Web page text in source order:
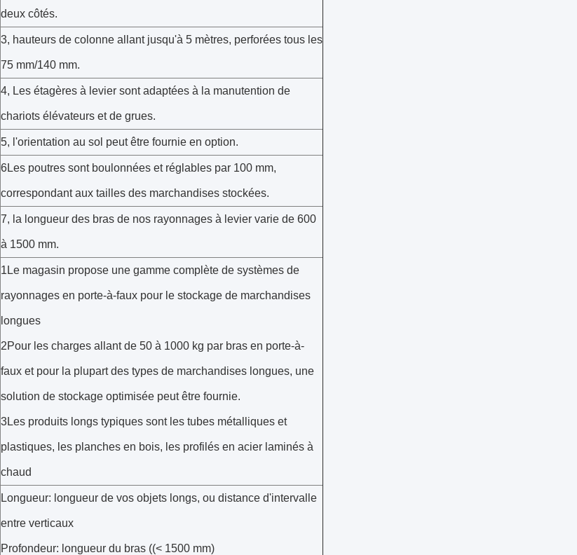
deux côtés.
3, hauteurs de colonne allant jusqu'à 5 mètres, perforées tous les
75 mm/140 mm.
4, Les étagères à levier sont adaptées à la manutention de
chariots élévateurs et de grues.
5, l'orientation au sol peut être fournie en option.
6Les poutres sont boulonnées et réglables par 100 mm,
correspondant aux tailles des marchandises stockées.
7, la longueur des bras de nos rayonnages à levier varie de 600
à 1500 mm.
1Le magasin propose une gamme complète de systèmes de
rayonnages en porte-à-faux pour le stockage de marchandises
longues
2Pour les charges allant de 50 à 1000 kg par bras en porte-à-
faux et pour la plupart des types de marchandises longues, une
solution de stockage optimisée peut être fournie.
3Les produits longs typiques sont les tubes métalliques et
plastiques, les planches en bois, les profilés en acier laminés à
chaud
Longueur: longueur de vos objets longs, ou distance d'intervalle
entre verticaux
Profondeur: longueur du bras ((< 1500 mm)